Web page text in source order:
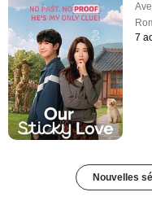
7
Nouvelles